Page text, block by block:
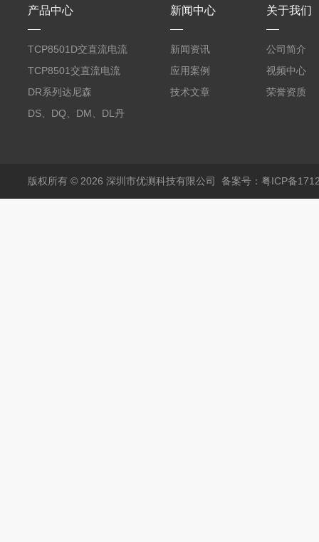
产品中心
TCP8501D交直流电流
探头500A
TCP8501交直流电流
探头500A
DR系列达尼森
Danisense高精度电流
DS、DQ、DM、DL丹
新闻中心
新闻资讯
应用案例
技术文章
关于我们
公司简介
视频中心
荣誉资质
版权所有 © 2026 深圳市优测科技有限公司 备案号：粤ICP备